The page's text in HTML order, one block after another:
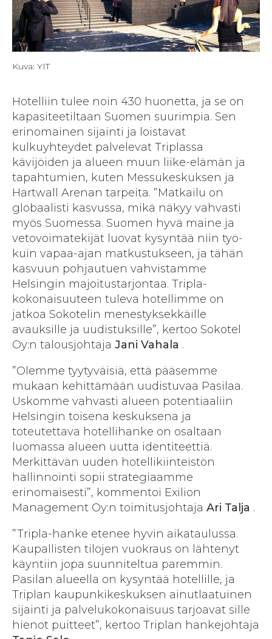
Kuva: YIT
Hotelliin tulee noin 430 huonetta, ja se on
kapasiteetiltaan Suomen suurimpia. Sen
erinomainen sijainti ja loistavat
kulkuyhteydet palvelevat Triplassa
kävijöiden ja alueen muun liike-elämän ja
tapahtumien, kuten Messukeskuksen ja
Hartwall Arenan tarpeita. ”Matkailu on
globaalisti kasvussa, mikä näkyy vahvasti
myös Suomessa. Suomen hyvä maine ja
vetovoimatekijät luovat kysyntää niin työ-
kuin vapaa-ajan matkustukseen, ja tähän
kasvuun pohjautuen vahvistamme
Helsingin majoitustarjontaa. Tripla-
kokonaisuuteen tuleva hotellimme on
jatkoa Sokotelin menestyksekkäille
avauksille ja uudistuksille”, kertoo Sokotel
Oy:n talousjohtaja Jani Vahala .
”Olemme tyytyväisiä, että pääsemme
mukaan kehittämään uudistuvaa Pasilaa.
Uskomme vahvasti alueen potentiaaliin
Helsingin toisena keskuksena ja
toteutettava hotellihanke on osaltaan
luomassa alueen uutta identiteettiä.
Merkittävän uuden hotellikiinteistön
hallinnointi sopii strategiaamme
erinomaisesti”, kommentoi Exilion
Management Oy:n toimitusjohtaja Ari Talja .
”Tripla-hanke etenee hyvin aikataulussa.
Kaupallisten tilojen vuokraus on lähtenyt
käyntiin jopa suunniteltua paremmin.
Pasilan alueella on kysyntää hotellille, ja
Triplan kaupunkikeskuksen ainutlaatuinen
sijainti ja palvelukokonaisuus tarjoavat sille
hienot puitteet”, kertoo Triplan hankejohtaja